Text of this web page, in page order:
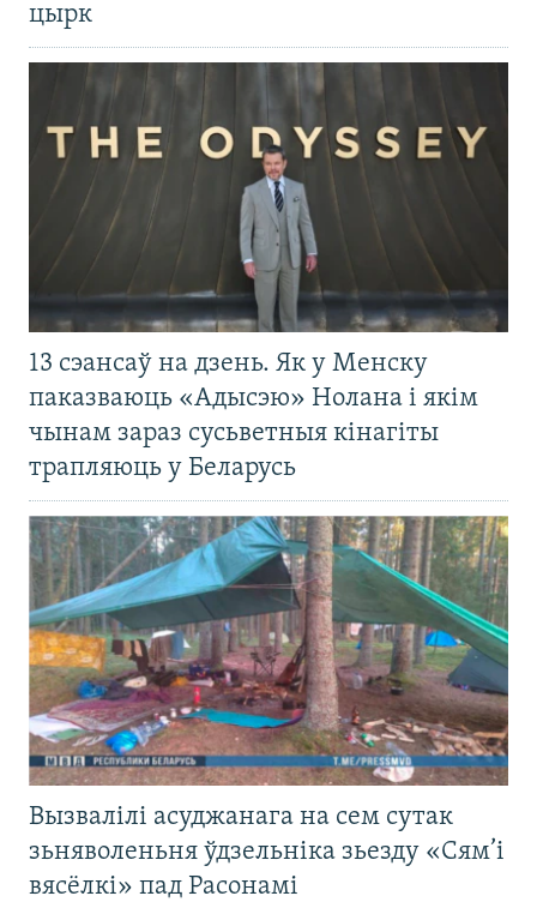
цырк
13 сэансаў на дзень. Як у Менску
паказваюць «Адысэю» Нолана і якім
чынам зараз сусьветныя кінагіты
трапляюць у Беларусь
Вызвалілі асуджанага на сем сутак
зьняволеньня ўдзельніка зьезду «Сям’і
вясёлкі» пад Расонамі